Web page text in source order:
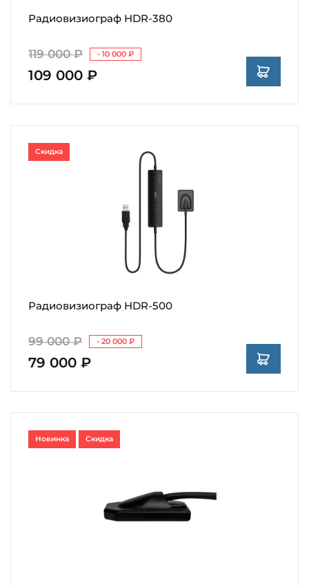
Радиовизиограф HDR-380
119 000 ₽ - 10 000 ₽
109 000 ₽
Радиовизиограф HDR-500
99 000 ₽ - 20 000 ₽
79 000 ₽
Скидка
Новинка Скидка